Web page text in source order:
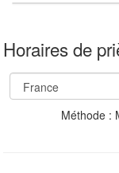
Horaires de
Méthode :